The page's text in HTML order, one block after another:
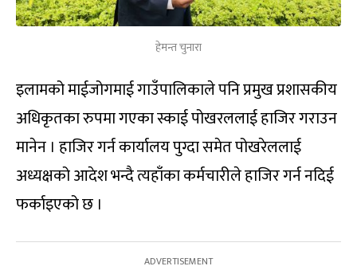
हेमन्त चुनारा
इलामको माईजोगमाई गाउँपालिकाले पनि प्रमुख प्रशासकीय
अधिकृतका रुपमा गएका स्काई पोखरललाई हाजिर गराउन
मानेन । हाजिर गर्न कार्यालय पुग्दा समेत पोखरेललाई
अध्यक्षको आदेश भन्दै त्यहाँका कर्मचारीले हाजिर गर्न नदिई
फर्काइएको छ ।